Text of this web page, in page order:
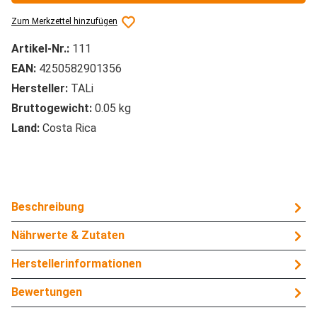
Zum Merkzettel hinzufügen
Artikel-Nr.: 111
EAN: 4250582901356
Hersteller: TALi
Bruttogewicht: 0.05 kg
Land: Costa Rica
Beschreibung
Nährwerte & Zutaten
Herstellerinformationen
Bewertungen